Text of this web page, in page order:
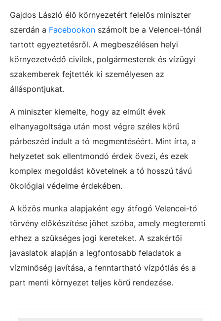
Gajdos László élő környezetért felelős miniszter
szerdán a Facebookon számolt be a Velencei-tónál
tartott egyeztetésről. A megbeszélésen helyi
környezetvédő civilek, polgármesterek és vízügyi
szakemberek fejtették ki személyesen az
álláspontjukat.
A miniszter kiemelte, hogy az elmúlt évek
elhanyagoltsága után most végre széles körű
párbeszéd indult a tó megmentéséért. Mint írta, a
helyzetet sok ellentmondó érdek övezi, és ezek
komplex megoldást követelnek a tó hosszú távú
ökológiai védelme érdekében.
A közös munka alapjaként egy átfogó Velencei-tó
törvény előkészítése jöhet szóba, amely megteremti
ehhez a szükséges jogi kereteket. A szakértői
javaslatok alapján a legfontosabb feladatok a
vízminőség javítása, a fenntartható vízpótlás és a
part menti környezet teljes körű rendezése.